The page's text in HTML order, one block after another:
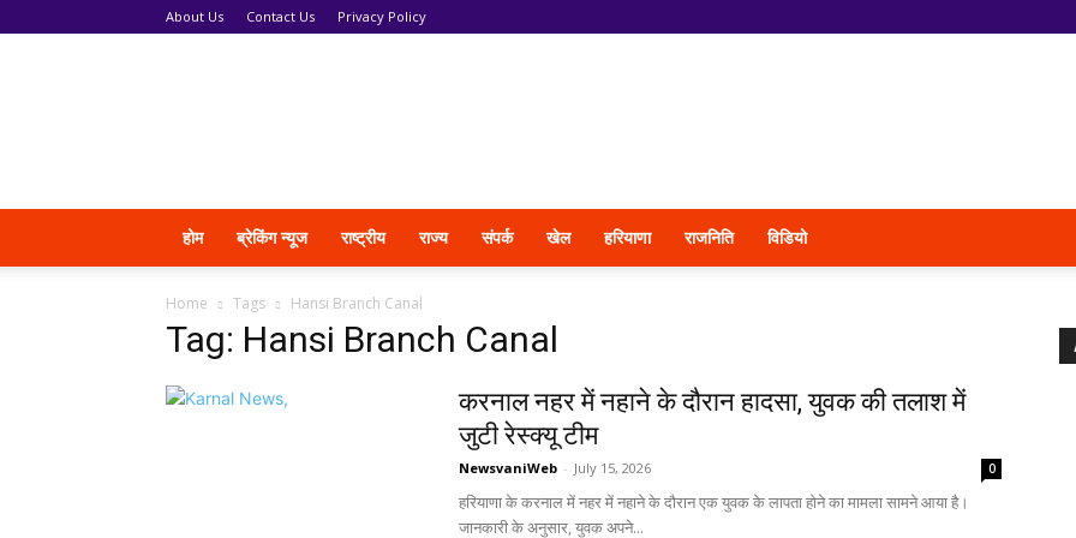
About Us Contact Us Privacy Policy
होम ब्रेकिंग न्यूज राष्ट्रीय राज्य संपर्क खेल हरियाणा राजनिति विडियो
Home Tags Hansi Branch Canal
Tag: Hansi Branch Canal
करनाल नहर में नहाने के दौरान हादसा, युवक की तलाश में
जुटी रेस्क्यू टीम
NewsvaniWeb - July 15, 2026 0
हरियाणा के करनाल में नहर में नहाने के दौरान एक युवक के लापता होने का मामला सामने आया है।
जानकारी के अनुसार, युवक अपने...